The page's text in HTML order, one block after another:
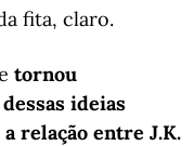
fita, claro.
tornou
ideias
relação entre J.K.